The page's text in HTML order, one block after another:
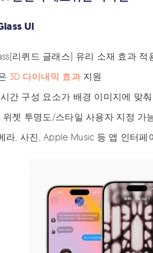
UI
리퀴드 글래스) 유리 소재 효과
3D 다이내믹 효과지원
간 구성 요소가 배경 이미지에 맞
위젯 투명도/스타일 사용자 지정 가
라, 사진, Apple Music 등 앱 인터